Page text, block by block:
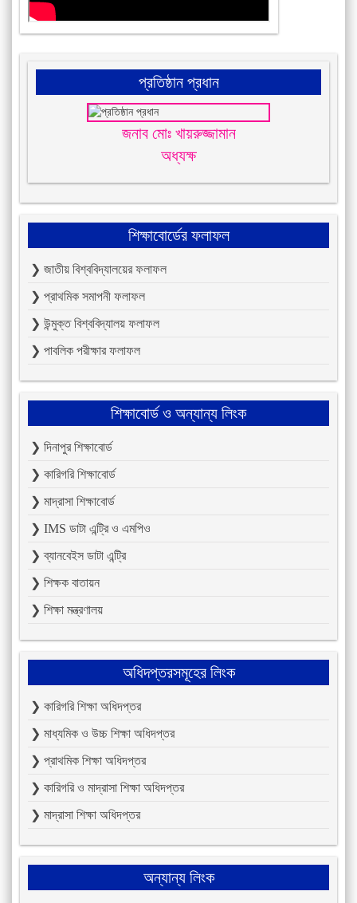
প্রতিষ্ঠান প্রধান
জনাব মোঃ খায়রুজ্জামান
অধ্যক্ষ
শিক্ষাবোর্ডের ফলাফল
❯ জাতীয় বিশ্ববিদ্যালয়ের ফলাফল
❯ প্রাথমিক সমাপনী ফলাফল
❯ উন্মুক্ত বিশ্ববিদ্যালয় ফলাফল
❯ পাবলিক পরীক্ষার ফলাফল
শিক্ষাবোর্ড ও অন্যান্য লিংক
❯ দিনাপুর শিক্ষাবোর্ড
❯ কারিগরি শিক্ষাবোর্ড
❯ মাদ্রাসা শিক্ষাবোর্ড
❯ IMS ডাটা এন্ট্রি ও এমপিও
❯ ব্যানবেইস ডাটা এন্ট্রি
❯ শিক্ষক বাতায়ন
❯ শিক্ষা মন্ত্রণালয়
অধিদপ্তরসমূহের লিংক
❯ কারিগরি শিক্ষা অধিদপ্তর
❯ মাধ্যমিক ও উচ্চ শিক্ষা অধিদপ্তর
❯ প্রাথমিক শিক্ষা অধিদপ্তর
❯ কারিগরি ও মাদ্রাসা শিক্ষা অধিদপ্তর
❯ মাদ্রাসা শিক্ষা অধিদপ্তর
অন্যান্য লিংক